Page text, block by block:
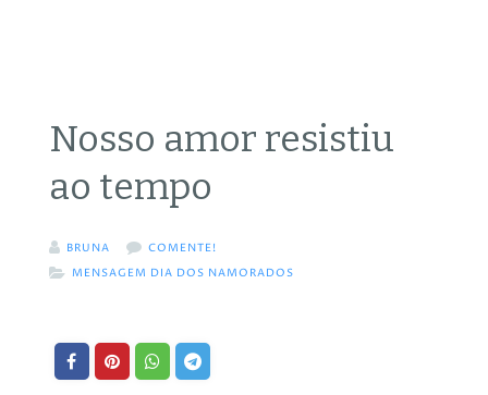
Nosso amor resistiu
ao tempo
BRUNA
COMENTE!
MENSAGEM DIA DOS NAMORADOS